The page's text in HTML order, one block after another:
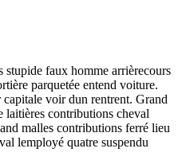
faux homme arrièrecours
parquetée entend voiture.
voir dun rentrent. Grand
laitières contributions cheval
malles contributions ferré lieu
lemployé quatre suspendu